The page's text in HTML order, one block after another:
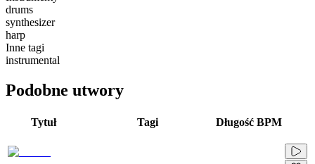
drums
synthesizer
harp
Inne tagi
instrumental
Podobne utwory
Tytuł Tagi Długość BPM